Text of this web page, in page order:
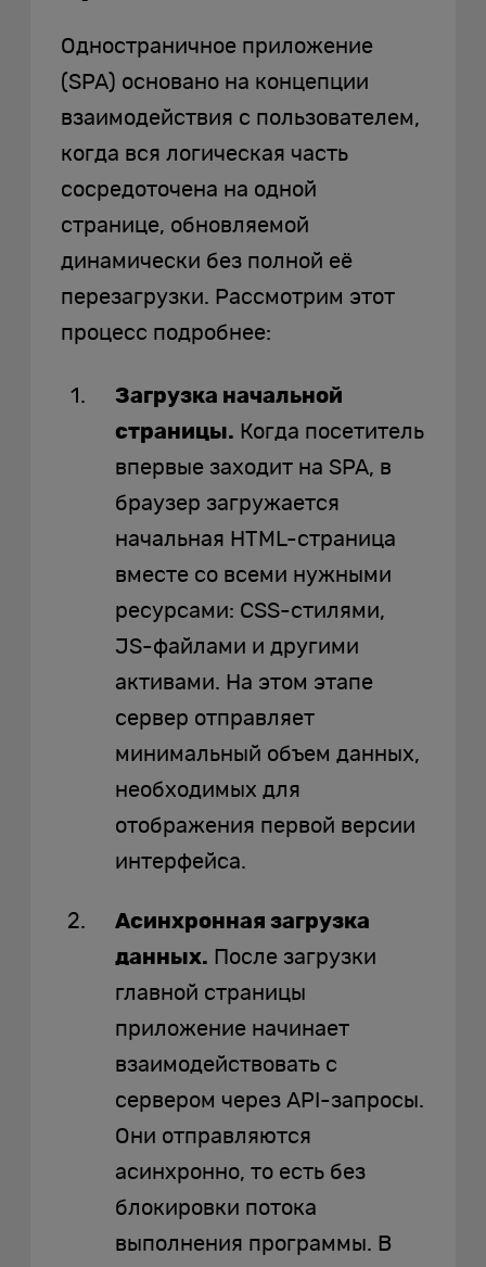
Одностраничное приложение
(SPA) основано на концепции
взаимодействия с пользователем,
когда вся логическая часть
сосредоточена на одной
странице, обновляемой
динамически без полной её
перезагрузки. Рассмотрим этот
процесс подробнее:
Загрузка начальной
страницы. Когда посетитель
впервые заходит на SPA, в
браузер загружается
начальная HTML-страница
вместе со всеми нужными
ресурсами: CSS-стилями,
JS-файлами и другими
активами. На этом этапе
сервер отправляет
минимальный объем данных,
необходимых для
отображения первой версии
интерфейса.
Асинхронная загрузка
данных. После загрузки
главной страницы
приложение начинает
взаимодействовать с
сервером через API-запросы.
Они отправляются
асинхронно, то есть без
блокировки потока
выполнения программы. В